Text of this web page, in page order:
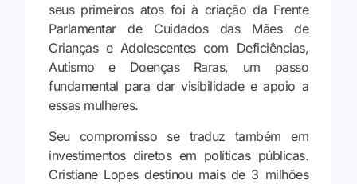
seus primeiros atos foi à criação da Frente
Parlamentar de Cuidados das Mães de
Crianças e Adolescentes com Deficiências,
Autismo e Doenças Raras, um passo
fundamental para dar visibilidade e apoio a
essas mulheres.
Seu compromisso se traduz também em
investimentos diretos em políticas públicas.
Cristiane Lopes destinou mais de 3 milhões